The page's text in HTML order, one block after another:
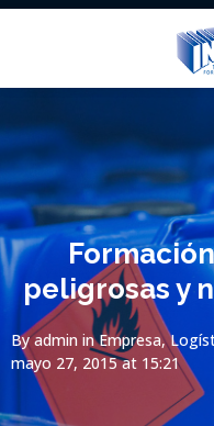
Enter
peligrosas y
By admin in Empresa,
mayo 27, 2015 at 15:21